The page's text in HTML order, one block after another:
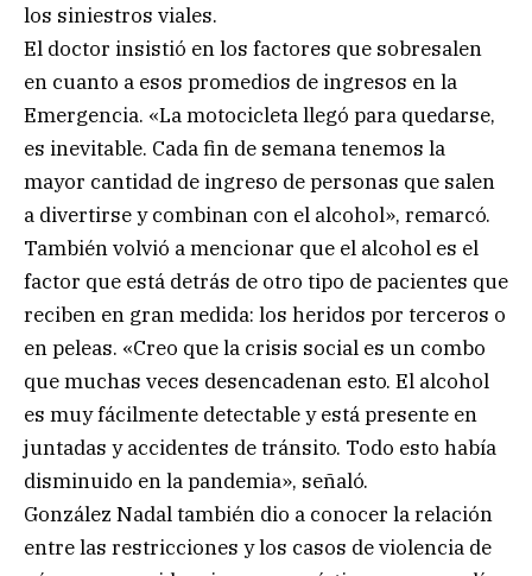
los siniestros viales.
El doctor insistió en los factores que sobresalen
en cuanto a esos promedios de ingresos en la
Emergencia. «La motocicleta llegó para quedarse,
es inevitable. Cada fin de semana tenemos la
mayor cantidad de ingreso de personas que salen
a divertirse y combinan con el alcohol», remarcó.
También volvió a mencionar que el alcohol es el
factor que está detrás de otro tipo de pacientes que
reciben en gran medida: los heridos por terceros o
en peleas. «Creo que la crisis social es un combo
que muchas veces desencadenan esto. El alcohol
es muy fácilmente detectable y está presente en
juntadas y accidentes de tránsito. Todo esto había
disminuido en la pandemia», señaló.
González Nadal también dio a conocer la relación
entre las restricciones y los casos de violencia de